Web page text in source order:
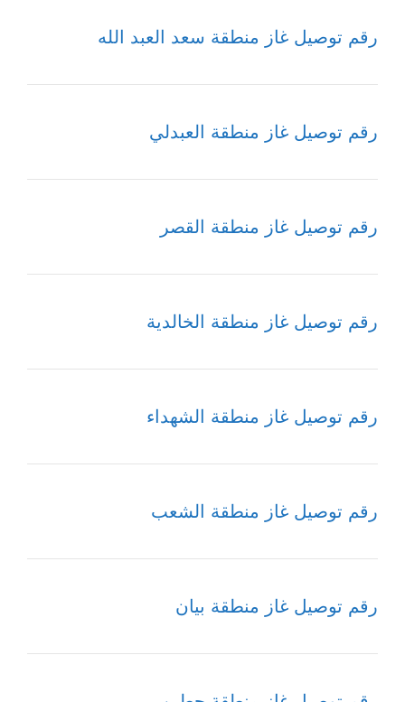
رقم توصيل غاز منطقة سعد العبد الله
رقم توصيل غاز منطقة العبدلي
رقم توصيل غاز منطقة القصر
رقم توصيل غاز منطقة الخالدية
رقم توصيل غاز منطقة الشهداء
رقم توصيل غاز منطقة الشعب
رقم توصيل غاز منطقة بيان